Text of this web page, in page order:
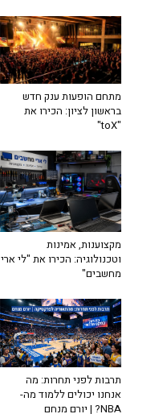
מתחם הופעות ענק חדש
בראשון לציון: הכירו את
"toX"
מקצוענות, אמינות
וטכנולוגיה: הכירו את "לי ארי
מחשבים"
תרבות לפני תחרות: מה
אנחנו יכולים ללמוד מה-
NBA? | יורם מנחם